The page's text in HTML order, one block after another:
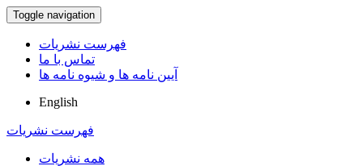
Toggle navigation
فهرست نشریات
تماس با ما
آیین نامه ها و شیوه نامه ها
English
فهرست نشریات
همه نشریات